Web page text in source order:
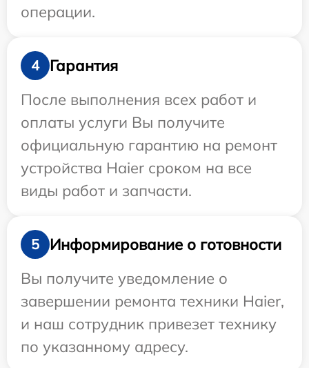
операции.
4
Гарантия
После выполнения всех работ и
оплаты услуги Вы получите
официальную гарантию на ремонт
устройства Haier сроком на все
виды работ и запчасти.
5
Информирование о готовности
Вы получите уведомление о
завершении ремонта техники Haier,
и наш сотрудник привезет технику
по указанному адресу.